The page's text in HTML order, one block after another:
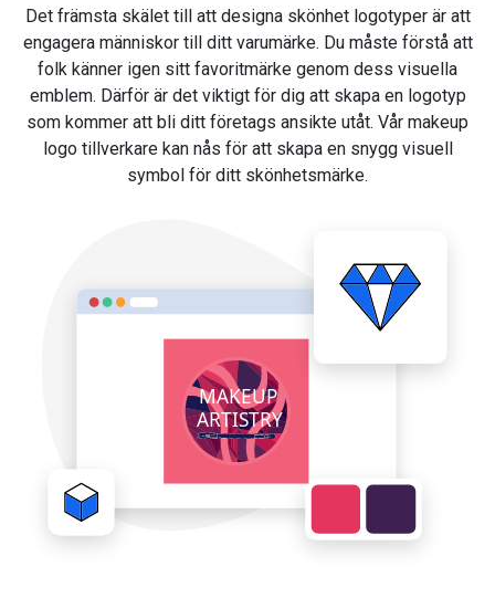
Det främsta skälet till att designa skönhet logotyper är att
engagera människor till ditt varumärke. Du måste förstå att
folk känner igen sitt favoritmärke genom dess visuella
emblem. Därför är det viktigt för dig att skapa en logotyp
som kommer att bli ditt företags ansikte utåt. Vår makeup
logo tillverkare kan nås för att skapa en snygg visuell
symbol för ditt skönhetsmärke.